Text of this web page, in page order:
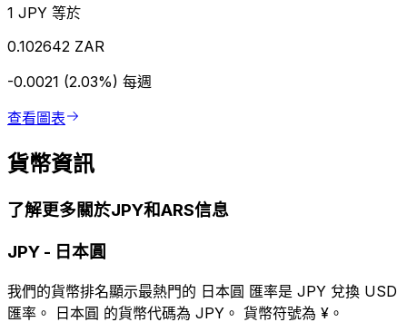
1 JPY 等於
0.102642 ZAR
-0.0021 (2.03%) 每週
查看圖表
貨幣資訊
了解更多關於JPY和ARS信息
JPY - 日本圓
我們的貨幣排名顯示最熱門的 日本圓 匯率是 JPY 兌換 USD
匯率。 日本圓 的貨幣代碼為 JPY。 貨幣符號為 ¥。